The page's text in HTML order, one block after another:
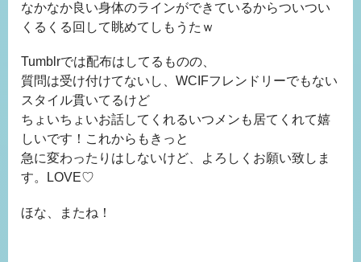
なかなか良い身体のラインができているからついつい
くるくる回して眺めてしもうたｗ
Tumblrでは配布はしてるものの、
質問は受け付けてないし、WCIFフレンドリーでもない
スタイル貫いてるけど
ちょいちょいお話してくれるいつメンも居てくれて嬉
しいです！これからもきっと
急に変わったりはしないけど、よろしくお願い致しま
す。LOVE♡
ほな、またね！